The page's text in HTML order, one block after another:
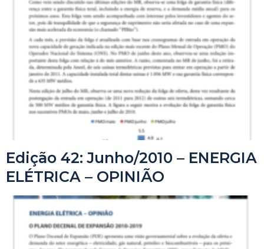
Edição 42: Junho/2010 – ENERGIA
ELÉTRICA – OPINIÃO